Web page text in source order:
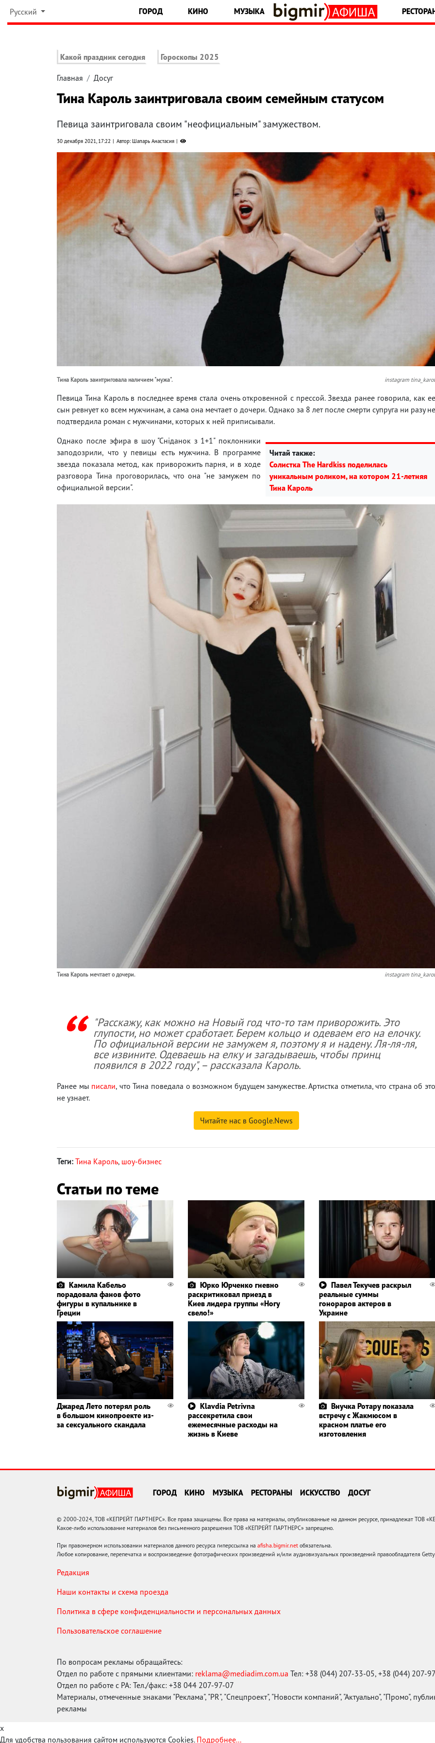
Русский ГОРОД КИНО МУЗЫКА
Какой праздник сегодня Гороскопы 2025
Главная Досуг
Тина Кароль заинтриговала своим семейным статусом
Певица заинтриговала своим "неофициальным" замужеством.
30 декабря 2021, 17:22 Автор: Шапарь Анастасия
Тина Кароль заинтриговала наличием "мужа". instagram tina_karol
Певица Тина Кароль в последнее время стала очень откровенной с прессой. Звезда ранее говорила, как ее
сын ревнует ко всем мужчинам, а сама она мечтает о дочери. Однако за 8 лет после смерти супруга ни разу не
подтвердила роман с мужчинами, которых к ней приписывали.
Читай также:
Солистка The Hardkiss поделилась
уникальным роликом, на котором 21-летняя
Тина Кароль
Однако после эфира в шоу "Сніданок з 1+1" поклонники
заподозрили, что у певицы есть мужчина. В программе
звезда показала метод, как приворожить парня, и в ходе
разговора Тина проговорилась, что она "не замужем по
официальной версии".
Тина Кароль мечтает о дочери. instagram tina_karol
"Расскажу, как можно на Новый год что-то там приворожить. Это
глупости, но может сработает. Берем кольцо и одеваем его на елочку.
По официальной версии не замужем я, поэтому я и надену. Ля-ля-ля,
все извините. Одеваешь на елку и загадываешь, чтобы принц
появился в 2022 году", – рассказала Кароль.
Ранее мы писали, что Тина поведала о возможном будущем замужестве. Артистка отметила, что страна об
не узнает.
Читайте нас в Google.News
Теги: Тина Кароль, шоу-бизнес
Статьи по теме
Камила Кабельо
порадовала фанов фото
фигуры в купальнике в
Греции
Юрко Юрченко гневно
раскритиковал приезд в
Киев лидера группы «Ногу
свело!»
Павел Текучев раскрыл
реальные суммы
гонораров актеров в
Украине
Джаред Лето потерял роль
в большом кинопроекте из-
за сексуального скандала
Klavdia Petrivna
рассекретила свои
ежемесячные расходы на
жизнь в Киеве
Внучка Ротару показала
встречу с Жакмюсом в
красном платье его
изготовления
ГОРОД КИНО МУЗЫКА РЕСТОРАНЫ ИСКУССТВО ДОСУГ
© 2000-2024, ТОВ «КЕПРЕЙТ ПАРТНЕРС». Все права защищены. Все права на материалы, опубликованные на данном ресурсе, принадлежат ТОВ
Какое-либо использование материалов без письменного разрешения ТОВ «КЕПРЕЙТ ПАРТНЕРС» запрещено.
При правомерном использовании материалов данного ресурса гиперссылка на afisha.bigmir.net обязательна.
Любое копирование, перепечатка и воспроизведение фотографических произведений и/или аудиовизуальных произведений правообладателя
Редакция
Наши контакты и схема проезда
Политика в сфере конфиденциальности и персональных данных
Пользовательское соглашение
По вопросам рекламы обращайтесь:
Отдел по работе с прямыми клиентами: reklama@mediadim.com.ua Тел: +38 (044) 207-33-05, +38 (044) 207-
Отдел по работе с РА: Тел./факс: +38 044 207-97-07
Материалы, отмеченные знаками "Реклама", "PR", "Спецпроект", "Новости компаний", "Актуально", "Промо",
рекламы
x
Для удобства пользования сайтом используются Cookies. Подробнее...